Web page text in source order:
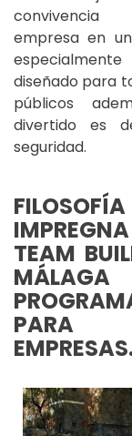
empresa en
especialmente
diseñado para
públicos
divertido es
seguridad.
TEAM
MÁLAGA
PARA